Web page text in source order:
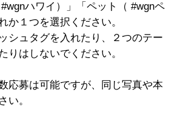
ハワイ）」「ペット（ #wgnペ
か１つを選択ください。
シュタグを入れたり、２つのテー
りはしないでください。
応募は可能ですが、同じ写真や本
い。